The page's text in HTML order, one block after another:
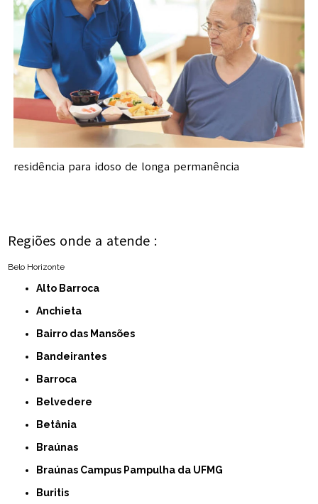
residência para idoso de longa permanência
Regiões onde a atende :
Belo Horizonte
Alto Barroca
Anchieta
Bairro das Mansões
Bandeirantes
Barroca
Belvedere
Betânia
Braúnas
Braúnas Campus Pampulha da UFMG
Buritis